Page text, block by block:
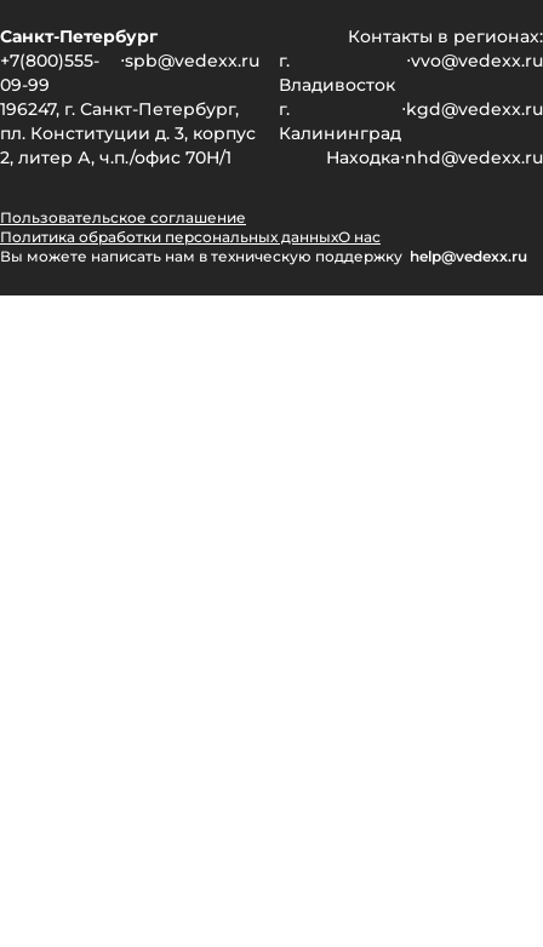
Санкт-Петербург
+7(800)555-
09-99
⋅spb@vedexx.ru
196247, г. Санкт-Петербург,
пл. Конституции д. 3, корпус
2, литер А, ч.п./офис 70Н/1
Контакты в регионах:
г.
Владивосток
⋅vvo@vedexx.ru
г.
Калининград
⋅kgd@vedexx.ru
Находка⋅nhd@vedexx.ru
Пользовательское соглашение
Политика обработки персональных данныхО нас
Вы можете написать нам в техническую поддержку help@vedexx.ru